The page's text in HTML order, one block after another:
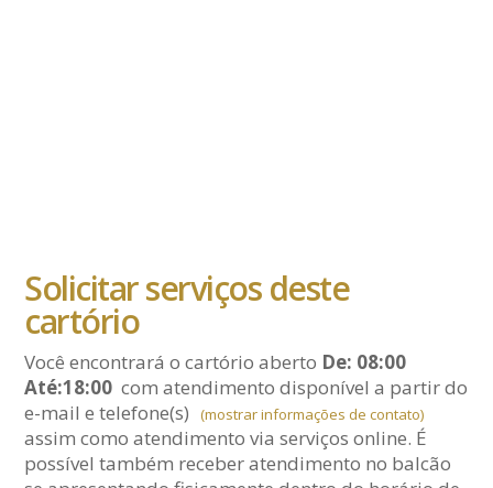
Solicitar serviços deste
cartório
Você encontrará o cartório aberto De: 08:00
Até:18:00 com atendimento disponível a partir do
e-maile telefone(s) (mostrar informações de contato)
assim como atendimento via serviços online. É
possível também receber atendimento no balcão